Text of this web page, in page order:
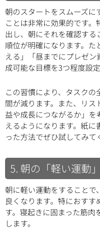
朝のスタートをスムーズに
ことは非常に効果的です
出し、朝にそれを確認す
順位が明確になります。
える」「昼までにプレゼ
成可能な目標を3つ程度設定
この習慣により、タスク
間が減ります。また、リ
益や成長につながるか」
えるようになります。紙
った方法でぜひ試してみて
5. 朝の「軽い運動
朝に軽い運動をすることで
良くなります。特におす
す。寝起きに固まった筋肉
します。